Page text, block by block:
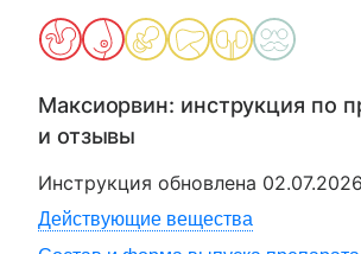
Максиорвин: инструкция по
и отзывы
Инструкция обновлена 02.07.2026
Действующие вещества